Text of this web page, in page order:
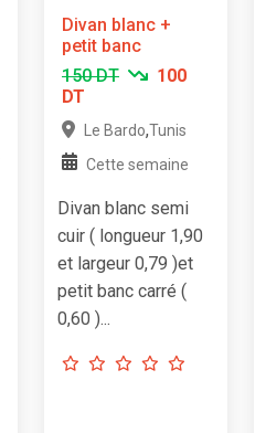
Divan blanc +
petit banc
150 DT
100
DT
Le Bardo,Tunis
Cette semaine
Divan blanc semi
cuir ( longueur 1,90
et largeur 0,79 )et
petit banc carré (
0,60 )...